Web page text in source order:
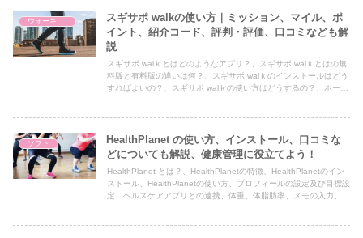
ウォーキング
スギサポ walkの使い方｜ミッション、マイル、ポ
イント、紹介コード、評判・評価、口コミなども解
説
スギサポ walｋとはどのようなアプリ？、スギサポ walｋとはの無
料版と有料版の違いは何？、スギサポ walｋのインストールはどう
すればよいの？、スギサポ walｋの使い方はどうするの？、ホーム
ポ walｋのの評判・評価、口コミはどうなの？などについて解説し
た記事です。
ソフト
HealthPlanet の使い方、インストール、口コミな
どについても解説、健康管理に役立てよう！
HealthPlanet とは？、HealthPlanetの特徴、HealthPlanetのイン
ストール、HealthPlanetの使い方、プロフィールの設定及び目標設
定、ヘルスケアアプリとの連携、体重、体脂肪率、メモの入力、歩